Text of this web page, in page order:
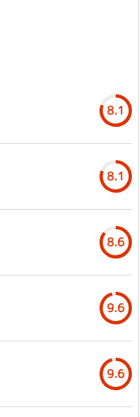
8.1
8.1
8.6
9.6
9.6